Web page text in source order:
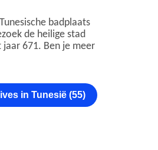
badplaats
de heilige stad
jaar 671. Ben je meer
in Tunesië (55)